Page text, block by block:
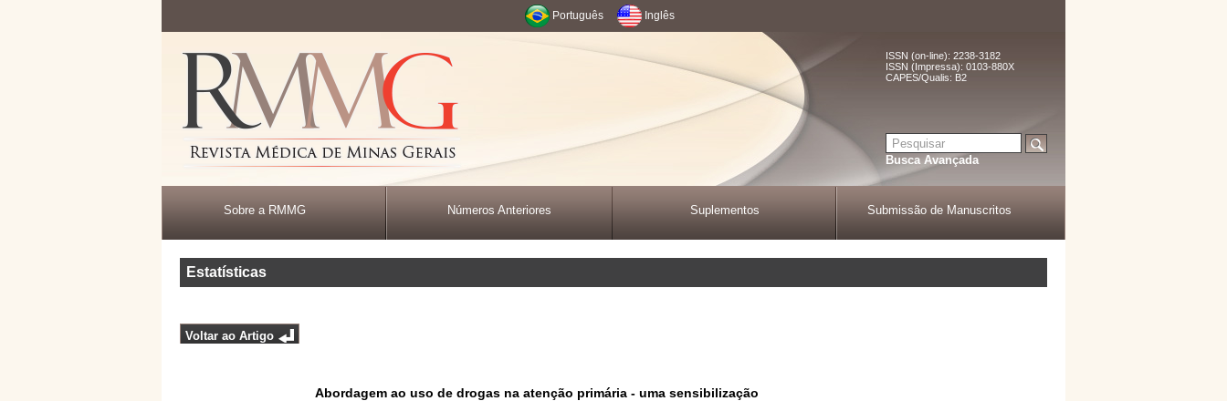
Português Inglês
ISSN (on-line): 2238-3182
ISSN (Impressa): 0103-880X
CAPES/Qualis: B2
Busca Avançada
Sobre a RMMG Números Anteriores Suplementos Submissão de Manuscritos
Estatísticas
Voltar ao Artigo
Abordagem ao uso de drogas na atenção primária - uma sensibilização